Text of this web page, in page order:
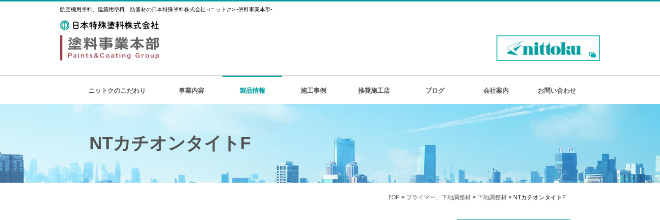
航空機用塗料、建築用塗料、防音材の日本特殊塗料株式会社 <ニットク> -塗料事業本部-
ニットクのこだわり 事業内容 製品情報 施工事例 推奨施工店 ブログ 会社案内 お問い合わせ
NTカチオンタイトF
TOP > プライマー、下地調整材 > 下地調整材 > NTカチオンタイトF